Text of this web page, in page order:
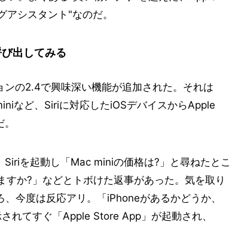
シスタント"なのだ。
出してみる
の2.4で興味深い機能が追加された。それは
など、Siriに対応したiOSデバイスからApple
を起動し「Mac miniの価格は?」と尋ねたとこ
か?」などとトボけた返事があった。気を取り
今度は反応アリ。「iPhoneがあるかどうか、
れてすぐ「Apple Store App」が起動され、